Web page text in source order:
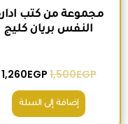
مجموعة من كتب
النفس بريان كليج
1,500EGP
1,260EGP
إضافة إلى السلة